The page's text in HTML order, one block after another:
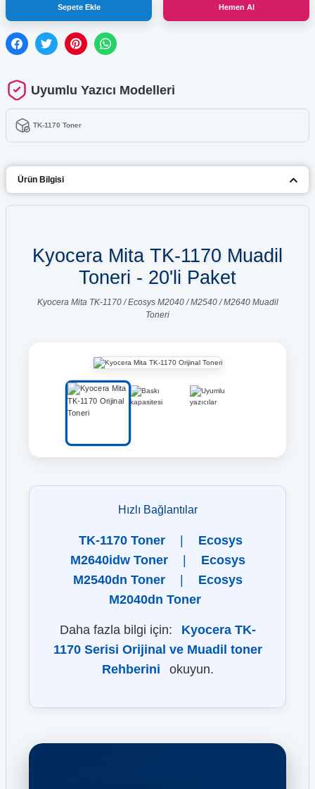
Sepete Ekle Hemen Al
Uyumlu Yazıcı Modelleri
TK-1170 Toner
Ürün Bilgisi
Kyocera Mita TK-1170 Muadil
Toneri - 20'li Paket
Kyocera Mita TK-1170 / Ecosys M2040 / M2540 / M2640 Muadil
Toneri
Hızlı Bağlantılar
TK-1170 Toner
Ecosys
M2640idw Toner
Ecosys
M2540dn Toner
Ecosys
M2040dn Toner
Daha fazla bilgi için:
Kyocera TK-
1170 Serisi Orijinal ve Muadil toner
Rehberini
okuyun.